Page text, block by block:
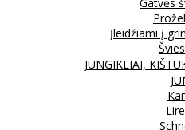
Įleidžiami į
JUNGIKLIAI,